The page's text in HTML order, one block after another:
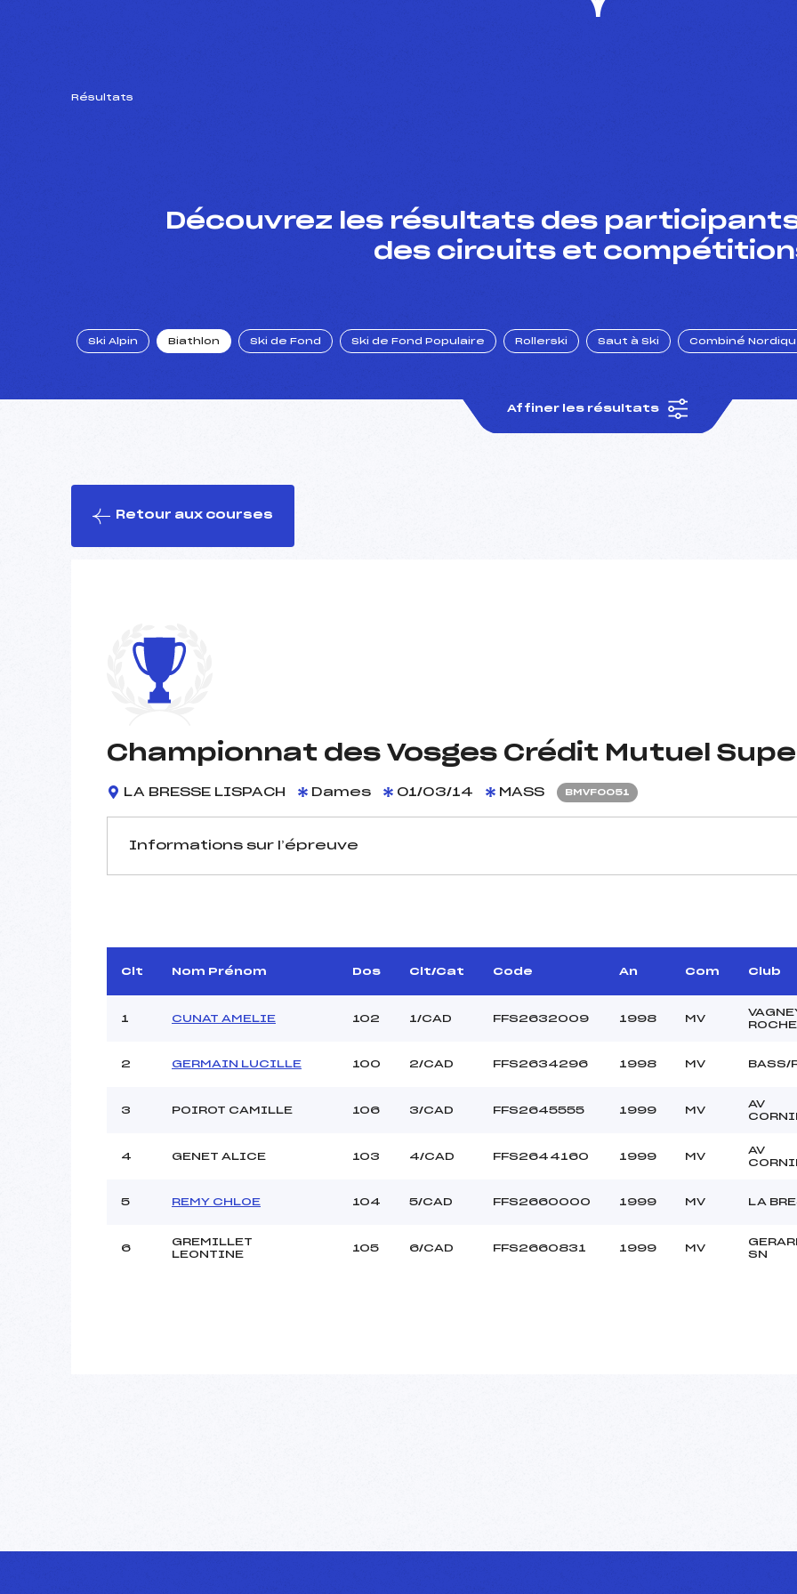
Résultats
Découvrez les résultats des participants
des circuits et
Ski Alpin Biathlon Ski de Fond Ski de Fond Populaire Rollerski Saut à Ski Combiné
Affiner les résultats
Retour aux courses
Championnat des Vosges Crédit Mutuel
LA BRESSE LISPACH Dames 01/03/14 MASS BMVF0051
Informations sur l’épreuve
D.T Adjoint :
–
Dir. Epreuve :
CLAUDE CHRISTINE (MV)
Distance :
Point Haut :
Pénalité appliquée :
154.7300
Clt Nom Prénom Dos Clt/Cat Code An Com Club
1 CUNAT AMELIE 102 1/CAD FFS2632009 1998 MV
ROCHE
2 GERMAIN LUCILLE 100 2/CAD FFS2634296 1998 MV BASS/
3 POIROT CAMILLE 106 3/CAD FFS2645555 1999 MV
AV
4 GENET ALICE 103 4/CAD FFS2644160 1999 MV
AV
5 REMY CHLOE 104 5/CAD FFS2660000 1999 MV LA
6
GREMILLET
LEONTINE
105 6/CAD FFS2660831 1999 MV
SN